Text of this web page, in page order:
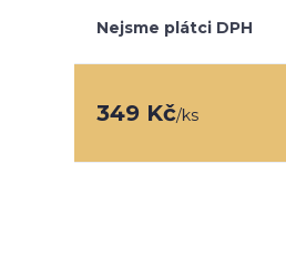
Nejsme plátci DPH
349 Kč/ks